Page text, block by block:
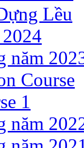
Lều
năm
Course
1
năm